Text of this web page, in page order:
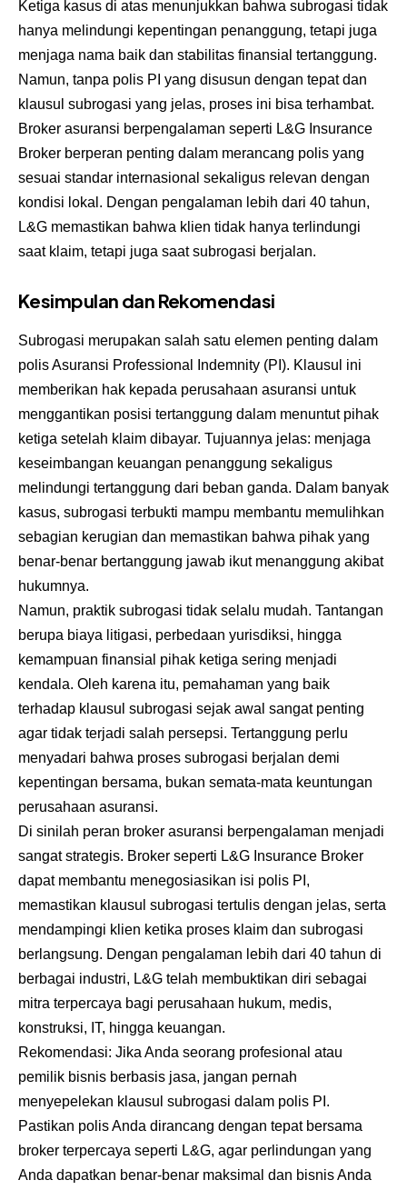
Ketiga kasus di atas menunjukkan bahwa subrogasi tidak
hanya melindungi kepentingan penanggung, tetapi juga
menjaga nama baik dan stabilitas finansial tertanggung.
Namun, tanpa polis PI yang disusun dengan tepat dan
klausul subrogasi yang jelas, proses ini bisa terhambat.
Broker asuransi berpengalaman seperti L&G Insurance
Broker berperan penting dalam merancang polis yang
sesuai standar internasional sekaligus relevan dengan
kondisi lokal. Dengan pengalaman lebih dari 40 tahun,
L&G memastikan bahwa klien tidak hanya terlindungi
saat klaim, tetapi juga saat subrogasi berjalan.
Kesimpulan dan Rekomendasi
Subrogasi merupakan salah satu elemen penting dalam
polis Asuransi Professional Indemnity (PI). Klausul ini
memberikan hak kepada perusahaan asuransi untuk
menggantikan posisi tertanggung dalam menuntut pihak
ketiga setelah klaim dibayar. Tujuannya jelas: menjaga
keseimbangan keuangan penanggung sekaligus
melindungi tertanggung dari beban ganda. Dalam banyak
kasus, subrogasi terbukti mampu membantu memulihkan
sebagian kerugian dan memastikan bahwa pihak yang
benar-benar bertanggung jawab ikut menanggung akibat
hukumnya.
Namun, praktik subrogasi tidak selalu mudah. Tantangan
berupa biaya litigasi, perbedaan yurisdiksi, hingga
kemampuan finansial pihak ketiga sering menjadi
kendala. Oleh karena itu, pemahaman yang baik
terhadap klausul subrogasi sejak awal sangat penting
agar tidak terjadi salah persepsi. Tertanggung perlu
menyadari bahwa proses subrogasi berjalan demi
kepentingan bersama, bukan semata-mata keuntungan
perusahaan asuransi.
Di sinilah peran broker asuransi berpengalaman menjadi
sangat strategis. Broker seperti L&G Insurance Broker
dapat membantu menegosiasikan isi polis PI,
memastikan klausul subrogasi tertulis dengan jelas, serta
mendampingi klien ketika proses klaim dan subrogasi
berlangsung. Dengan pengalaman lebih dari 40 tahun di
berbagai industri, L&G telah membuktikan diri sebagai
mitra terpercaya bagi perusahaan hukum, medis,
konstruksi, IT, hingga keuangan.
Rekomendasi: Jika Anda seorang profesional atau
pemilik bisnis berbasis jasa, jangan pernah
menyepelekan klausul subrogasi dalam polis PI.
Pastikan polis Anda dirancang dengan tepat bersama
broker terpercaya seperti L&G, agar perlindungan yang
Anda dapatkan benar-benar maksimal dan bisnis Anda